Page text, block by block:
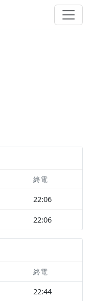
終電
22:06
22:06
終電
22:44